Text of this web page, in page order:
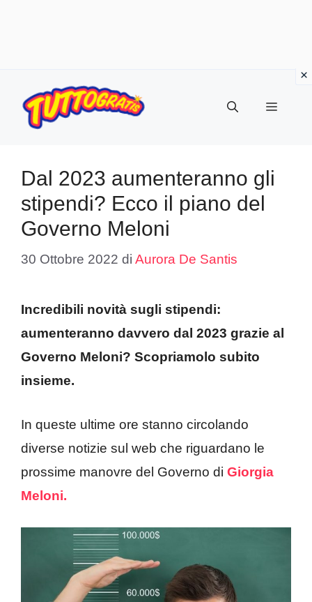
contenuto
Menu
Dal 2023 aumenteranno gli
stipendi? Ecco il piano del
Governo Meloni
30 Ottobre 2022 di Aurora De Santis
Incredibili novità sugli stipendi:
aumenteranno davvero dal 2023 grazie al
Governo Meloni? Scopriamolo subito
insieme.
In queste ultime ore stanno circolando
diverse notizie sul web che riguardano le
prossime manovre del Governo di Giorgia
Meloni.